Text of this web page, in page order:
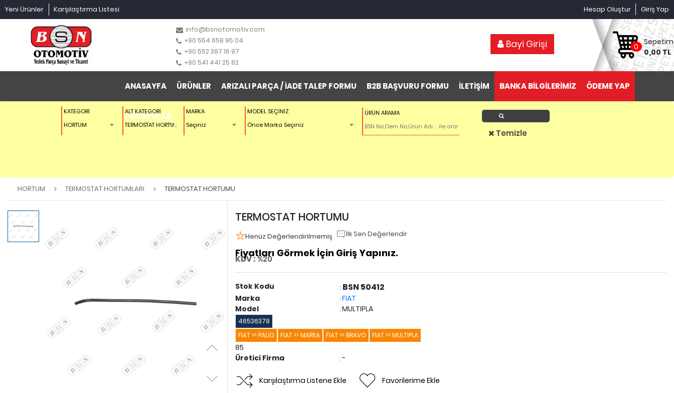
Yeni Ürünler Karşılaştırma Listesi Giriş Yap
Hesap Oluştur
info@bsnotomotiv.com
+90 554 658 95 04
+90 552 397 16 97
+90 541 441 25 82
Bayi Girişi 0
Sepetim
0,00 TL
ANASAYFA ÜRÜNLER ARIZALI PARÇA / İADE TALEP FORMU B2B BAŞVURU FORMU İLETİŞİM BANKA BİLGİLERİMİZ ÖDEME YAP
DUYURULAR
KATEGORİ
HORTUM
ALT KATEGORİ
TERMOSTAT HORTUMLARI
MARKA
Seçiniz
MODEL SEÇİNİZ
Önce Marka Seçiniz
ÜRÜN ARAMA Ürün Ara
Temizle
HORTUM TERMOSTAT HORTUMLARI TERMOSTAT HORTUMU
TERMOSTAT HORTUMU
Henüz Değerlendirilmemiş İlk Sen Değerlendir
Fiyatları Görmek İçin Giriş Yapınız.
KDV :%20
Stok Kodu : BSN 50412
Marka : FIAT
Model
: MULTIPLA
46536378
FIAT >> PALIO
FIAT >> MAREA FIAT >> BRAVO FIAT >> MULTIPLA
85
Üretici Firma
: -
Karşılaştırma Listene Ekle Favorilerime Ekle